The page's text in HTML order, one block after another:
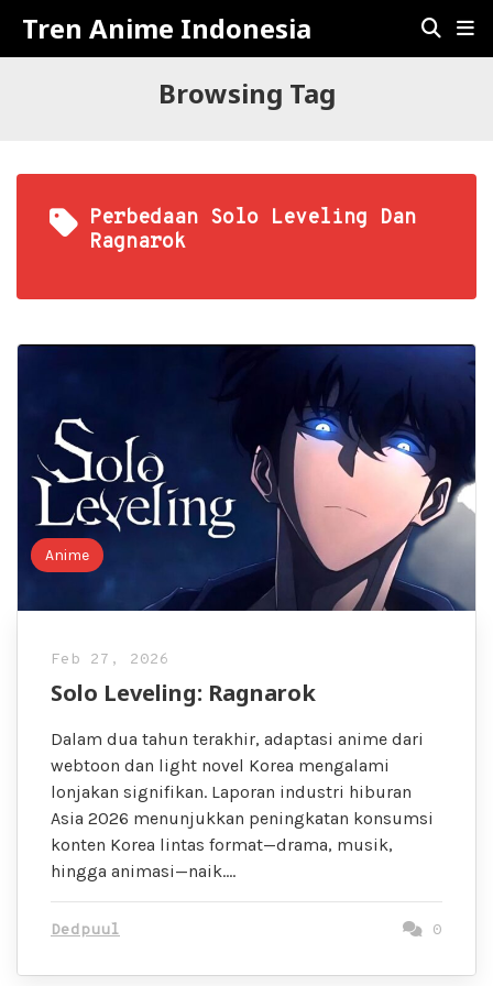
Tren Anime Indonesia
Browsing Tag
Perbedaan Solo Leveling Dan
Ragnarok
Anime
Feb 27, 2026
Solo Leveling: Ragnarok
Dalam dua tahun terakhir, adaptasi anime dari
webtoon dan light novel Korea mengalami
lonjakan signifikan. Laporan industri hiburan
Asia 2026 menunjukkan peningkatan konsumsi
konten Korea lintas format—drama, musik,
hingga animasi—naik….
Dedpuul 0